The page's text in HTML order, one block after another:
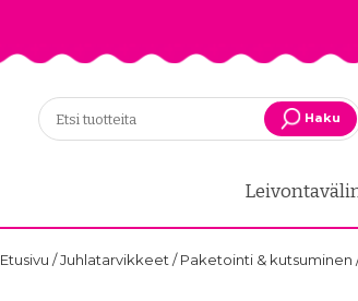
Haku
Etusivu /Juhlatarvikkeet /Paketointi & kutsuminen